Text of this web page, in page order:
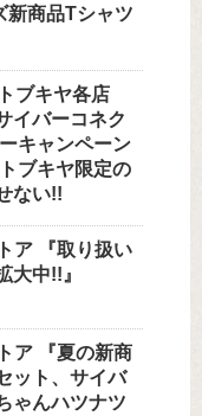
新商品Tシャツ
ブキヤ各店
イバーコネク
キャンペーン
ブキヤ限定の
ない!!
ア 『取り扱い
大中!!』
ア 『夏の新商
ット、サイバ
ゃんハツナツ